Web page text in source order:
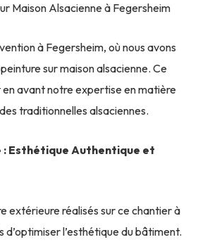
Maison Alsacienne à Fegersheim
à Fegersheim, où nous avons
sur maison alsacienne. Ce
avant notre expertise en matière
traditionnelles alsaciennes.
Esthétique Authentique et
extérieure réalisés sur ce chantier à
d’optimiser l’esthétique du bâtiment.